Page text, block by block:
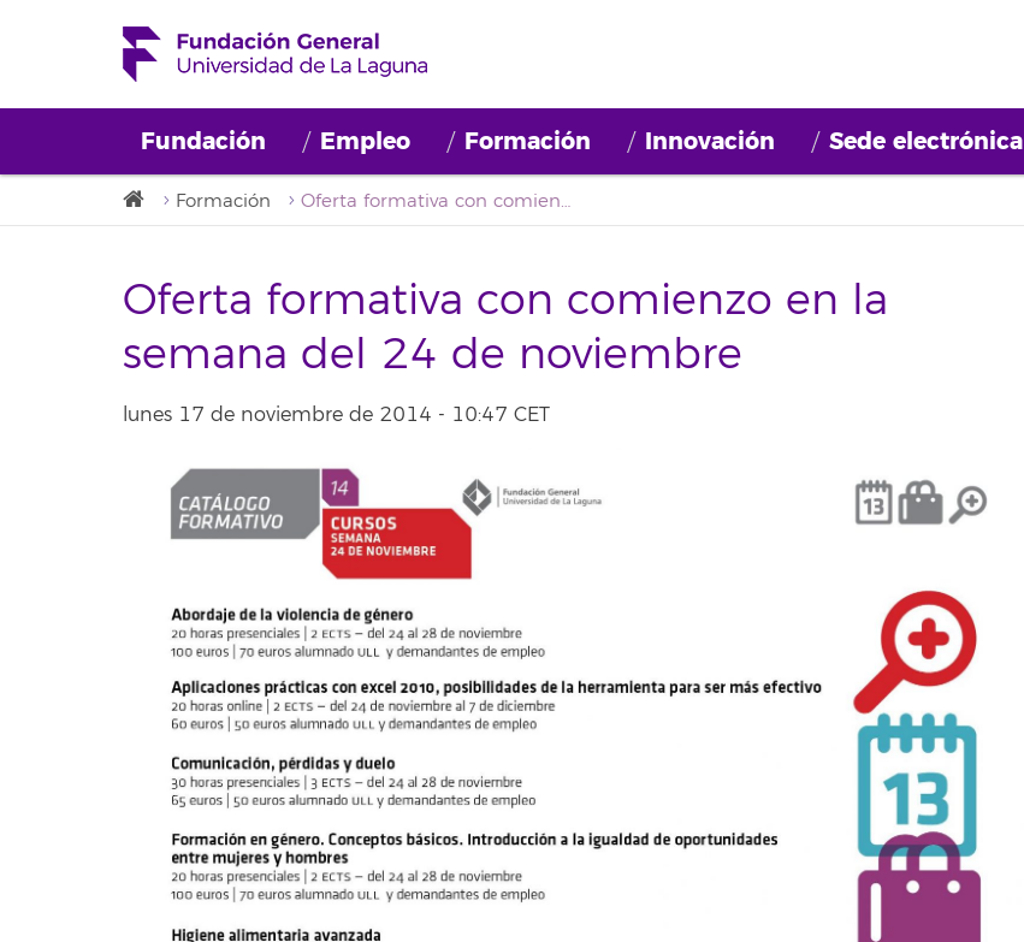
Fundación Empleo Formación Innovación Sede electrónica
Formación Oferta formativa con comienzo en la semana del 24 de noviembre
Oferta formativa con comienzo en la
semana del 24 de noviembre
lunes 17 de noviembre de 2014 - 10:47 CET